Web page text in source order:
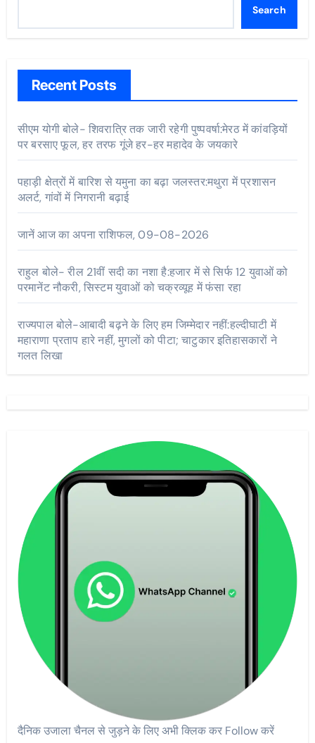
Search
Recent Posts
सीएम योगी बोले- शिवरात्रि तक जारी रहेगी पुष्पवर्षा:मेरठ में कांवड़ियों
पर बरसाए फूल, हर तरफ गूंजे हर-हर महादेव के जयकारे
पहाड़ी क्षेत्रों में बारिश से यमुना का बढ़ा जलस्तर:मथुरा में प्रशासन
अलर्ट, गांवों में निगरानी बढ़ाई
जानें आज का अपना राशिफल, 09-08-2026
राहुल बोले- रील 21वीं सदी का नशा है:हजार में से सिर्फ 12 युवाओं को
परमानेंट नौकरी, सिस्टम युवाओं को चक्रव्यूह में फंसा रहा
राज्यपाल बोले-आबादी बढ़ने के लिए हम जिम्मेदार नहीं:हल्दीघाटी में
महाराणा प्रताप हारे नहीं, मुगलों को पीटा; चाटुकार इतिहासकारों ने
गलत लिखा
दैनिक उजाला चैनल से जुड़ने के लिए अभी क्लिक कर Follow करें